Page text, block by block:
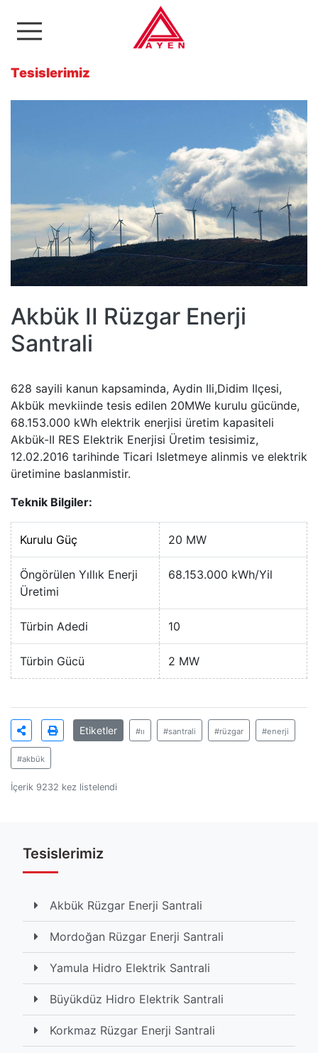
Ayen Enerji A.Ş
Tesislerimiz
Akbük II Rüzgar Enerji
Santrali
628 sayili kanun kapsaminda, Aydin Ili,Didim Ilçesi,
Akbük mevkiinde tesis edilen 20MWe kurulu gücünde,
68.153.000 kWh elektrik enerjisi üretim kapasiteli
Akbük-II RES Elektrik Enerjisi Üretim tesisimiz,
12.02.2016 tarihinde Ticari Isletmeye alinmis ve elektrik
üretimine baslanmistir.
Teknik Bilgiler:
Kurulu Güç 20 MW
Öngörülen Yıllık Enerji
Üretimi
68.153.000 kWh/Yil
Türbin Adedi 10
Türbin Gücü 2 MW
Etiketler #ıı #santrali #rüzgar #enerji
#akbük
İçerik 9232 kez listelendi
Tesislerimiz
Akbük Rüzgar Enerji Santrali
Mordoğan Rüzgar Enerji Santrali
Yamula Hidro Elektrik Santrali
Büyükdüz Hidro Elektrik Santrali
Korkmaz Rüzgar Enerji Santrali